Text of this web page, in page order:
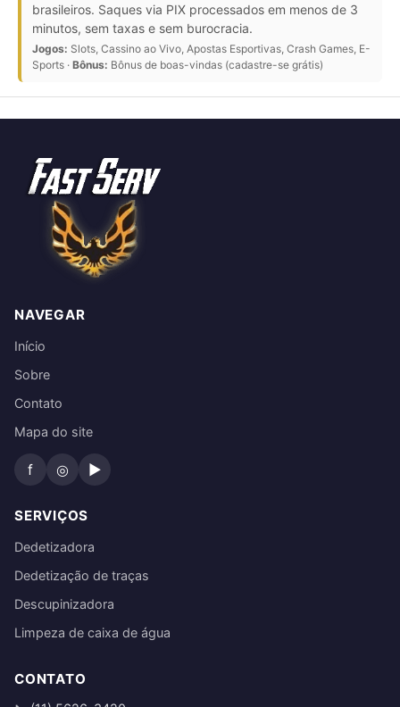
brasileiros. Saques via PIX processados em menos de 3
minutos, sem taxas e sem burocracia.
Jogos: Slots, Cassino ao Vivo, Apostas Esportivas, Crash Games, E-
Sports · Bônus: Bônus de boas-vindas (cadastre-se grátis)
NAVEGAR
Início
Sobre
Contato
Mapa do site
f ◎ ▶
SERVIÇOS
Dedetizadora
Dedetização de traças
Descupinizadora
Limpeza de caixa de água
CONTATO